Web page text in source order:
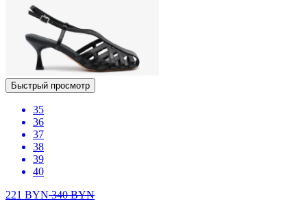
Быстрый просмотр
35
36
37
38
39
40
221 BYN340BYN